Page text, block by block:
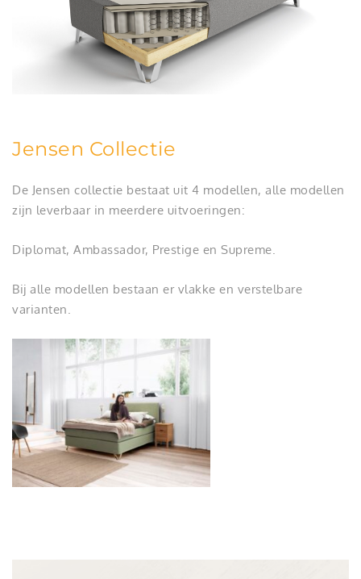
Jensen Collectie
De Jensen collectie bestaat uit 4 modellen, alle modellen
zijn leverbaar in meerdere uitvoeringen:
Diplomat, Ambassador, Prestige en Supreme.
Bij alle modellen bestaan er vlakke en verstelbare
varianten.